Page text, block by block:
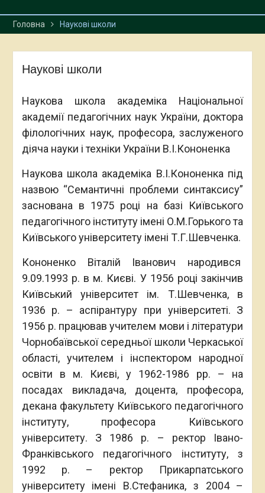
Головна Наукові школи
Наукові школи
Наукова школа академіка Національної
академії педагогічних наук України, доктора
філологічних наук, професора, заслуженого
діяча науки і техніки України В.І.Кононенка
Наукова школа академіка В.І.Кононенка під
назвою “Семантичні проблеми синтаксису”
заснована в 1975 році на базі Київського
педагогічного інституту імені О.М.Горького та
Київського університету імені Т.Г.Шевченка.
Кононенко Віталій Іванович народився
9.09.1993 р. в м. Києві. У 1956 році закінчив
Київський університет ім. Т.Шевченка, в
1936 р. – аспірантуру при університеті. З
1956 р. працював учителем мови і літератури
Чорнобаївської середньої школи Черкаської
області, учителем і інспектором народної
освіти в м. Києві, у 1962-1986 рр. – на
посадах викладача, доцента, професора,
декана факультету Київського педагогічного
інституту, професора Київського
університету. З 1986 р. – ректор Івано-
Франківського педагогічного інституту, з
1992 р. – ректор Прикарпатського
університету імені В.Стефаника, з 2004 –